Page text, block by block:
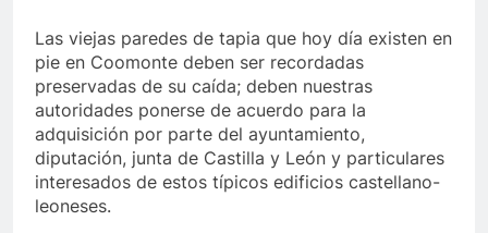
Las viejas paredes de tapia que hoy día existen en
pie en Coomonte deben ser recordadas
preservadas de su caída; deben nuestras
autoridades ponerse de acuerdo para la
adquisición por parte del ayuntamiento,
diputación, junta de Castilla y León y particulares
interesados de estos típicos edificios castellano-
leoneses.